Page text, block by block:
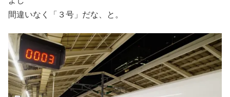
間違いなく「３号」だな、と。